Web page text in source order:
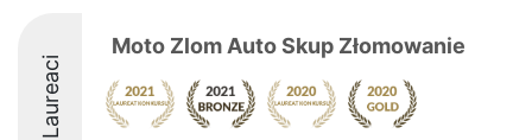
Laureaci
Moto Zlom Auto Skup Złomowanie